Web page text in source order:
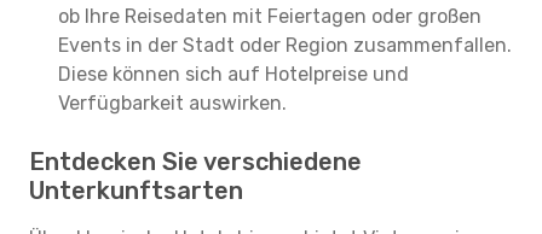
ob Ihre Reisedaten mit Feiertagen oder großen
Events in der Stadt oder Region zusammenfallen.
Diese können sich auf Hotelpreise und
Verfügbarkeit auswirken.
Entdecken Sie verschiedene
Unterkunftsarten